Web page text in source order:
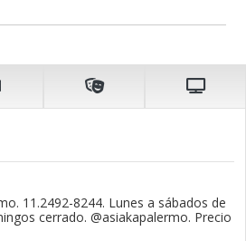
11.2492-8244. Lunes a sábados de
cerrado. @asiakapalermo. Precio